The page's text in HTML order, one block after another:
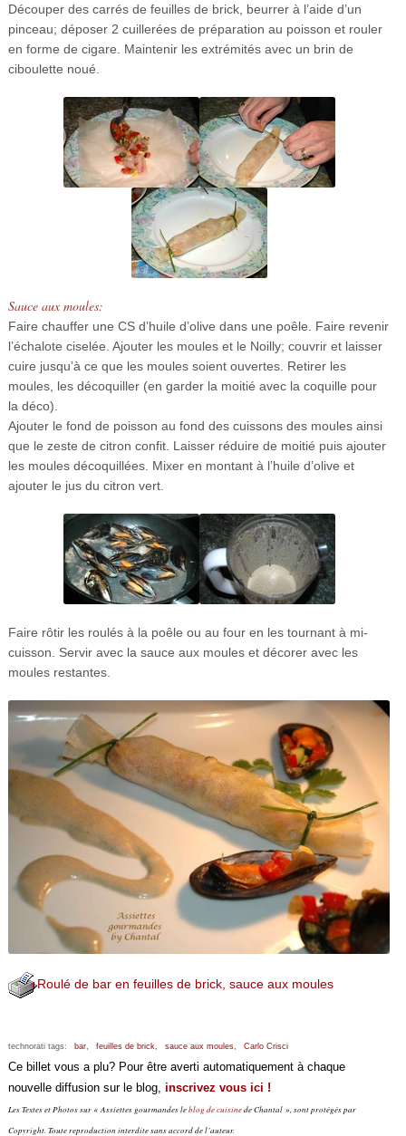
Découper des carrés de feuilles de brick, beurrer à l’aide d’un
pinceau; déposer 2 cuillerées de préparation au poisson et rouler
en forme de cigare. Maintenir les extrémités avec un brin de
ciboulette noué.
Sauce aux moules:
Faire chauffer une CS d’huile d’olive dans une poêle. Faire revenir
l’échalote ciselée. Ajouter les moules et le Noilly; couvrir et laisser
cuire jusqu’à ce que les moules soient ouvertes. Retirer les
moules, les décoquiller (en garder la moitié avec la coquille pour
la déco).
Ajouter le fond de poisson au fond des cuissons des moules ainsi
que le zeste de citron confit. Laisser réduire de moitié puis ajouter
les moules décoquillées. Mixer en montant à l’huile d’olive et
ajouter le jus du citron vert.
Faire rôtir les roulés à la poêle ou au four en les tournant à mi-
cuisson. Servir avec la sauce aux moules et décorer avec les
moules restantes.
Roulé de bar en feuilles de brick, sauce aux moules
technorati tags: bar, feuilles de brick, sauce aux moules, Carlo Crisci
Ce billet vous a plu? Pour être averti automatiquement à chaque
nouvelle diffusion sur le blog, inscrivez vous ici !
Les Textes et Photos sur « Assiettes gourmandes leblog de cuisinede Chantal », sont protégés par
Copyright. Toute reproduction interdite sans accord de l’auteur.